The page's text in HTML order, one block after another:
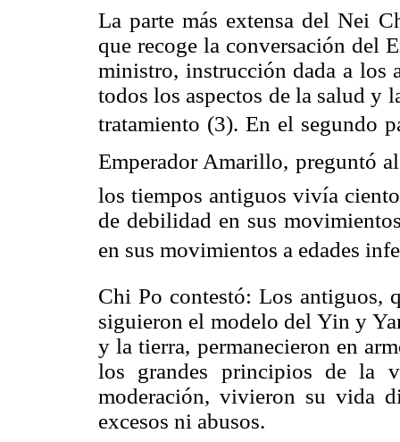
La parte más extensa del Nei
que recoge la conversación del
ministro, instrucción dada a los
todos los aspectos de la salud y
tratamiento (3). En el segundo
Emperador Amarillo, preguntó
los tiempos antiguos vivía
de debilidad en sus
en sus movimientos a edades
Chi Po contestó: Los antiguos,
siguieron el modelo del Yin y
y la tierra, permanecieron en
los grandes principios de la
moderación, vivieron su vida
excesos ni abusos.